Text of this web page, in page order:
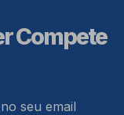
Compete
seu email